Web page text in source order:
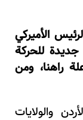
الأميركي
للحركة
راهنا، ومن
والولايات